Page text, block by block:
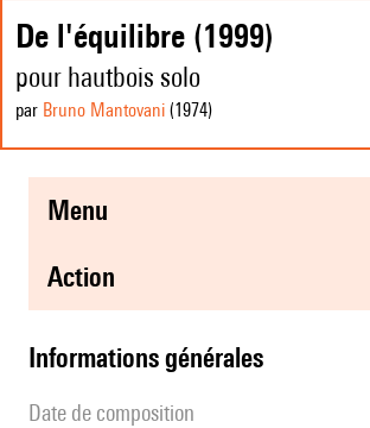
De l'équilibre (1999)
pour hautbois solo
par Bruno Mantovani (1974)
menu
action
informations générales
date de composition